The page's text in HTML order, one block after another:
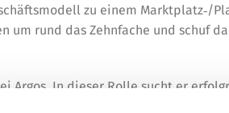
zu einem Marktplatz‑/
um rund das Zehnfache und schuf
Argos. In dieser Rolle sucht er